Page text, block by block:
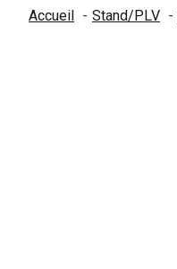
Accueil Stand/PLV